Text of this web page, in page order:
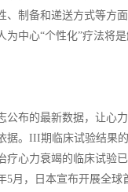
、制备和递送方式等方
为中心“个性化”疗法将
公布的最新数据，让
据。III期临床试验结果
疗心力衰竭的临床试验
5月，日本宣布开展全